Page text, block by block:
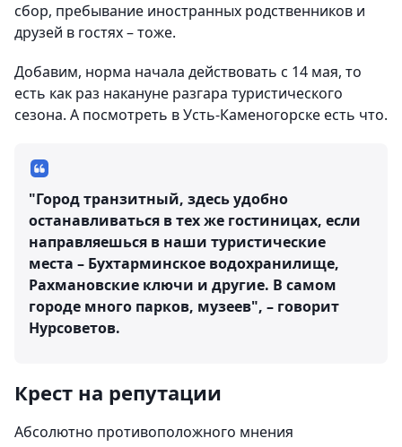
сбор, пребывание иностранных родственников и
друзей в гостях – тоже.
Добавим, норма начала действовать с 14 мая, то
есть как раз накануне разгара туристического
сезона. А посмотреть в Усть-Каменогорске есть что.
"Город транзитный, здесь удобно
останавливаться в тех же гостиницах, если
направляешься в наши туристические
места – Бухтарминское водохранилище,
Рахмановские ключи и другие. В самом
городе много парков, музеев", – говорит
Нурсоветов.
Крест на репутации
Абсолютно противоположного мнения